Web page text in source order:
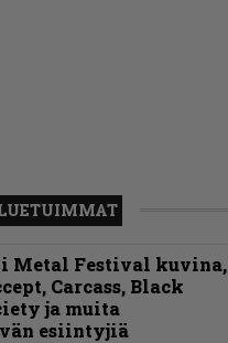
Metal Festival kuvina,
Carcass, Black
ja muita
esiintyjiä